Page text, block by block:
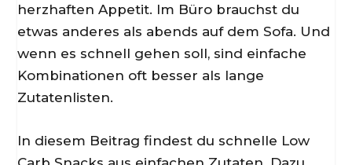
herzhaften Appetit. Im Büro brauchst du
etwas anderes als abends auf dem Sofa. Und
wenn es schnell gehen soll, sind einfache
Kombinationen oft besser als lange
Zutatenlisten.
In diesem Beitrag findest du schnelle Low